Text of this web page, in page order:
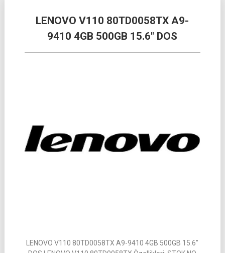
LENOVO V110 80TD0058TX A9-
9410 4GB 500GB 15.6″ DOS
LENOVO V110 80TD0058TX A9-9410 4GB 500GB 15.6″